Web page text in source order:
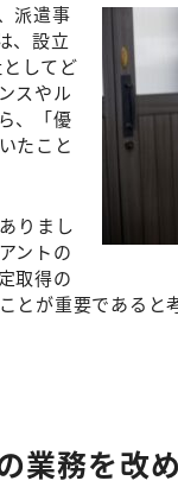
派遣事
、設立
してど
スやル
、「優
たこと
りまし
ントの
取得の
とが重要であると
業務を改